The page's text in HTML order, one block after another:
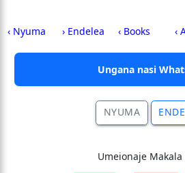
‹ Nyuma › Endelea ‹ Books ‹
Ungana nasi
NYUMA
Umeionaje Makala